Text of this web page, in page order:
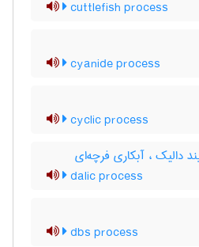
cuttlefish process
cyanide process
cyclic process
دالیک ، آبکاری فرچه‌ای
dalic process
dbs process